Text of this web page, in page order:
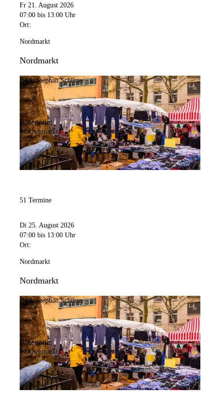
Fr 21. August 2026
07:00 bis 13:00 Uhr
Ort:
Nordmarkt
Nordmarkt
Bild: Stephan Schütze
Kategorie:
Wochenmarkt
51 Termine
Di 25. August 2026
07:00 bis 13:00 Uhr
Ort:
Nordmarkt
Nordmarkt
Bild: Stephan Schütze
Kategorie:
Wochenmarkt